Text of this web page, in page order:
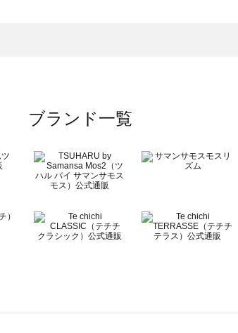
ブランド一覧